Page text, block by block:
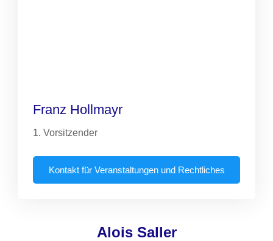
Franz Hollmayr
1. Vorsitzender
Kontakt für Veranstaltungen und Rechtliches
Alois Saller